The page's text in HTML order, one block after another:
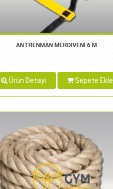
ANTRENMAN MERDİVENİ 6 M
Ürün Detayı Sepete Ekle